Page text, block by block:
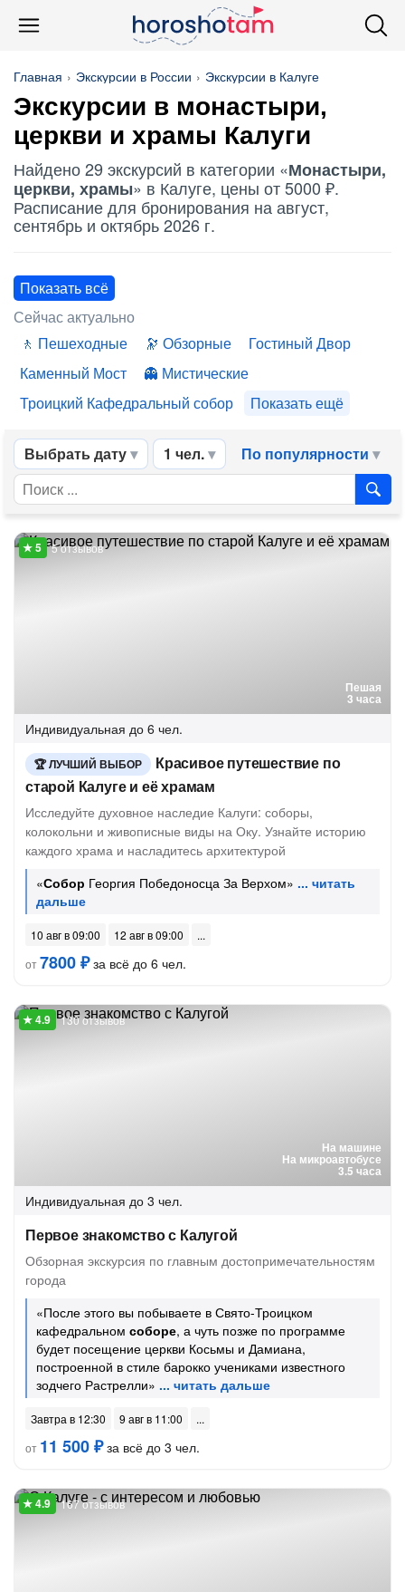
Главная Экскурсии в России Экскурсии в Калуге
Экскурсии в монастыри,
церкви и храмы Калуги
Найдено 29 экскурсий в категории «Монастыри,
церкви, храмы» в Калуге, цены от 5000 ₽.
Расписание для бронирования на август,
сентябрь и октябрь 2026 г.
Показать всё
Сейчас актуально
Пешеходные
Обзорные
Гостиный Двор
Каменный Мост
Мистические
Троицкий Кафедральный собор
Показать ещё
Выбрать дату 1 чел. По популярности
Пешая
3 часа
5 отзывов
Индивидуальная до 6 чел.
ЛУЧШИЙ ВЫБОР
Красивое путешествие по
старой Калуге и её храмам
Исследуйте духовное наследие Калуги: соборы,
колокольни и живописные виды на Оку. Узнайте историю
каждого храма и насладитесь архитектурой
«Собор Георгия Победоносца За Верхом»
10 авг в 09:00
12 авг в 09:00
от7800 ₽за всё до 6 чел.
На машине
На микроавтобусе
3.5 часа
130 отзывов
Индивидуальная до 3 чел.
Первое знакомство с Калугой
Обзорная экскурсия по главным достопримечательностям
города
«После этого вы побываете в Свято-Троицком
кафедральном соборе, а чуть позже по программе
будет посещение церкви Косьмы и Дамиана,
построенной в стиле барокко учениками известного
зодчего Растрелли»
Завтра в 12:30
9 авг в 11:00
от 11 500 ₽за всё до 3 чел.
167 отзывов